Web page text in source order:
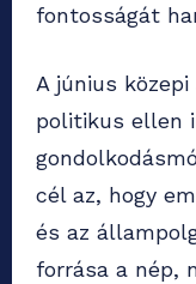
fontosságát
A június
politikus ellen
cél az, hogy
és az
forrása a nép,